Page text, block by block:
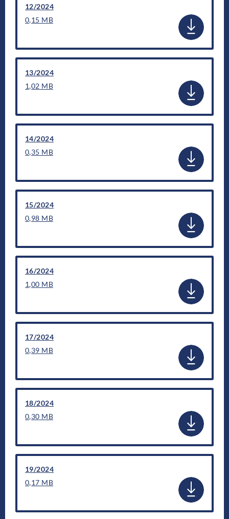
12/2024
0,15 MB
13/2024
1,02 MB
14/2024
0,35 MB
15/2024
0,98 MB
16/2024
1,00 MB
17/2024
0,39 MB
18/2024
0,30 MB
19/2024
0,17 MB